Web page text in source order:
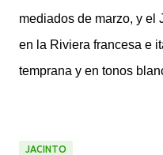
mediados de marzo, y el
en la Riviera francesa e
temprana y en tonos
JACINTO